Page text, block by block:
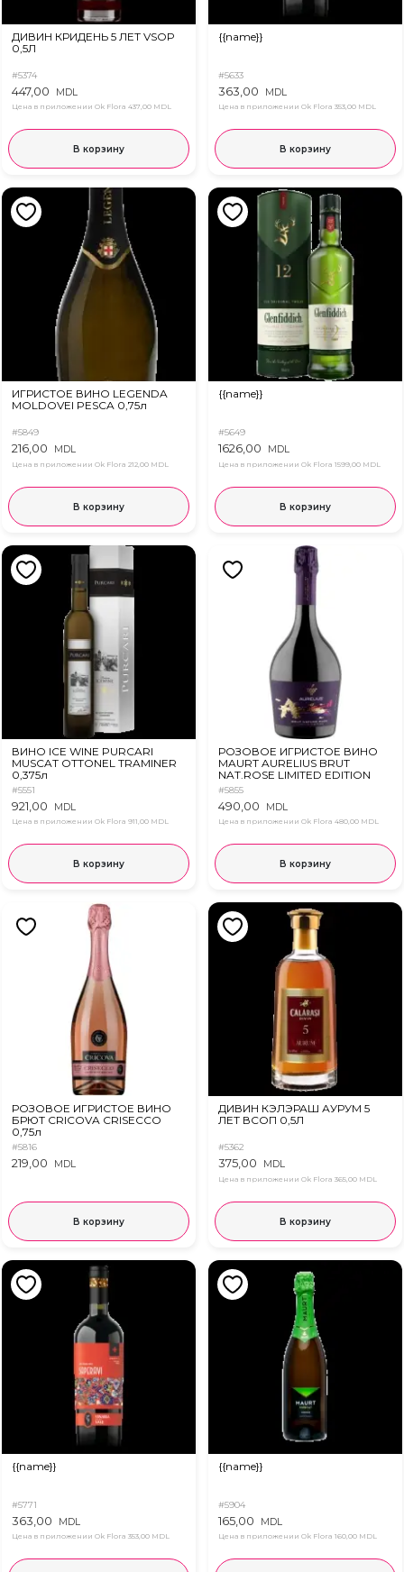
ДИВИН КРИДЕНЬ 5 ЛЕТ VSOP
0,5Л
#5374
447,00 MDL
Цена в приложении Ok Flora 437,00 MDL
В корзину
{{name}}
#5633
363,00 MDL
Цена в приложении Ok Flora 353,00 MDL
В корзину
ИГРИСТОЕ ВИНО LEGENDA
MOLDOVEI PESCA 0,75л
#5849
216,00 MDL
Цена в приложении Ok Flora 212,00 MDL
В корзину
{{name}}
#5649
1626,00 MDL
Цена в приложении Ok Flora 1599,00 MDL
В корзину
ВИНО ICE WINE PURCARI
MUSCAT OTTONEL TRAMINER
0,375л
#5551
921,00 MDL
Цена в приложении Ok Flora 911,00 MDL
В корзину
РОЗОВОЕ ИГРИСТОЕ ВИНО
MAURT AURELIUS BRUT
NAT.ROSE LIMITED EDITION
0,75л
#5855
490,00 MDL
Цена в приложении Ok Flora 480,00 MDL
В корзину
РОЗОВОЕ ИГРИСТОЕ ВИНО
БРЮТ CRICOVA CRISECCO
0,75л
#5816
219,00 MDL
В корзину
ДИВИН КЭЛЭРАШ АУРУМ 5
ЛЕТ ВСОП 0,5Л
#5362
375,00 MDL
Цена в приложении Ok Flora 365,00 MDL
В корзину
{{name}}
#5771
363,00 MDL
Цена в приложении Ok Flora 353,00 MDL
{{name}}
#5904
165,00 MDL
Цена в приложении Ok Flora 160,00 MDL